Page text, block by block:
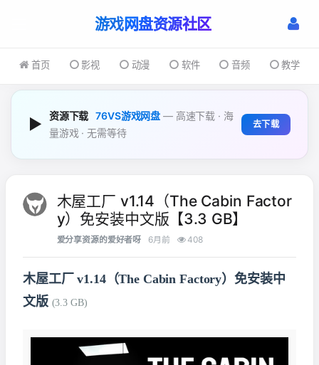
游戏
首页 影视 动漫 软件 音频 教学
▶ 资源下载 76VS游戏网盘 — 高速下载 · 海
量游戏 · 无需等待
去下载
木屋工厂 v1.14（The Cabin Factor
y）免安装中文版【3.3 GB】
爱分享资源的爱好者呀 6月前 408
木屋工厂 v1.14（The Cabin Factory）免安装中
文版 (3.3 GB)